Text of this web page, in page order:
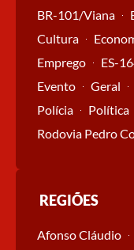
BR-101/Viana
Cultura
Emprego
ES-
Evento
Geral
Polícia
Política
Rodovia Pedro
REGIÕES
Afonso Cláudio